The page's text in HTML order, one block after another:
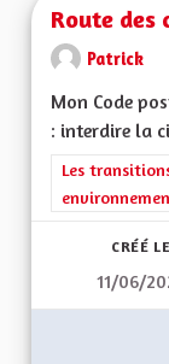
Route
Patrick
Mon Code
: interdire la
Filtrer les
Les
CRÉÉ LE
11/06/